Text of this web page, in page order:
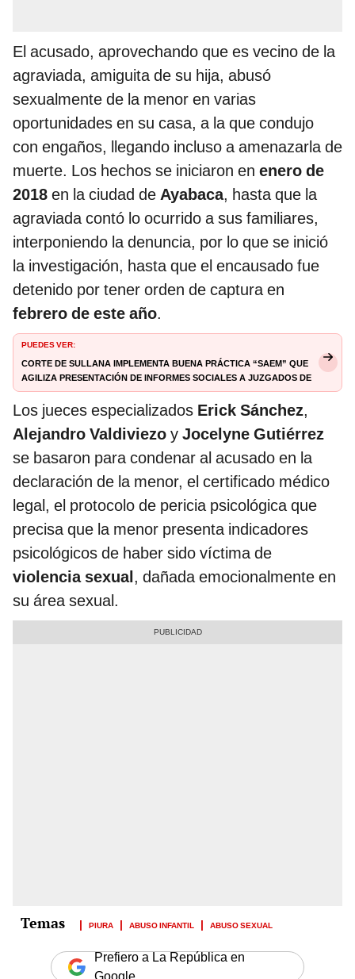
El acusado, aprovechando que es vecino de la
agraviada, amiguita de su hija, abusó
sexualmente de la menor en varias
oportunidades en su casa, a la que condujo
con engaños, llegando incluso a amenazarla de
muerte. Los hechos se iniciaron en enero de
2018 en la ciudad de Ayabaca, hasta que la
agraviada contó lo ocurrido a sus familiares,
interponiendo la denuncia, por lo que se inició
la investigación, hasta que el encausado fue
detenido por tener orden de captura en
febrero de este año.
PUEDES VER:
Corte de Sullana implementa buena práctica “SAEM” que
agiliza presentación de informes sociales a juzgados de
familia | sullana | La República
Los jueces especializados Erick Sánchez,
Alejandro Valdiviezo y Jocelyne Gutiérrez
se basaron para condenar al acusado en la
declaración de la menor, el certificado médico
legal, el protocolo de pericia psicológica que
precisa que la menor presenta indicadores
psicológicos de haber sido víctima de
violencia sexual, dañada emocionalmente en
su área sexual.
PIURA ABUSO INFANTIL ABUSO SEXUAL
Prefiero a La República en